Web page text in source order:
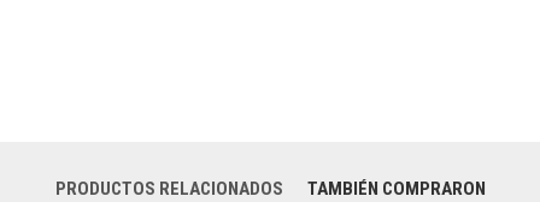
PRODUCTOS RELACIONADOS TAMBIÉN COMPRARON